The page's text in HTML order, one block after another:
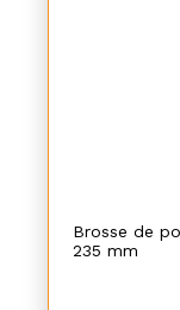
Brosse de
235 mm